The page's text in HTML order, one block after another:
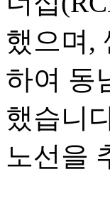
했으며,
하여 동
했습니
노선을